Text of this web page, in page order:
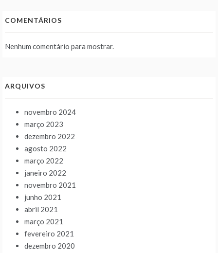
COMENTÁRIOS
Nenhum comentário para mostrar.
ARQUIVOS
novembro 2024
março 2023
dezembro 2022
agosto 2022
março 2022
janeiro 2022
novembro 2021
junho 2021
abril 2021
março 2021
fevereiro 2021
dezembro 2020